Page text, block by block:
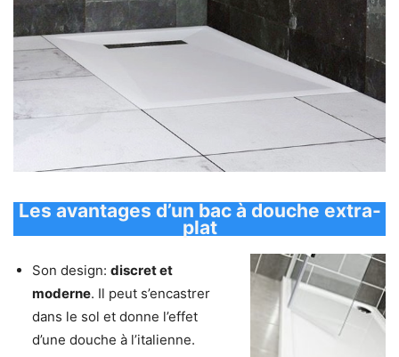
Les avantages d’un bac à douche extra-
plat
Son design: discret et
moderne. Il peut s’encastrer
dans le sol et donne l’effet
d’une douche à l’italienne.